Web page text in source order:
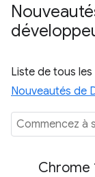
Liste de tous
Nouveautés de
Chrome